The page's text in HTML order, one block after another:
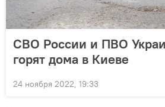
СВО России и ПВО
горят дома в Киеве
24 ноября 2022, 19:33